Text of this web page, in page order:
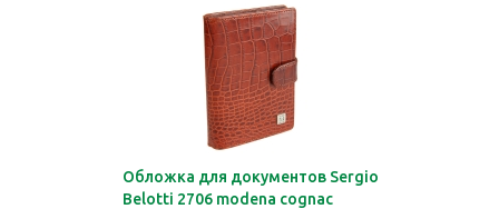
Обложка для документов Sergio
Belotti 2706 modena cognac